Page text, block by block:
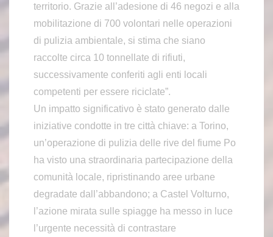
territorio. Grazie all’adesione di 46 negozi e alla
mobilitazione di 700 volontari nelle operazioni
di pulizia ambientale, si stima che siano
raccolte circa 10 tonnellate di rifiuti,
successivamente conferiti agli enti locali
competenti per essere riciclate”.
Un impatto significativo è stato generato dalle
iniziative condotte in tre città chiave: a Torino,
un’operazione di pulizia delle rive del fiume Po
ha visto una straordinaria partecipazione della
comunità locale, ripristinando aree urbane
degradate dall’abbandono; a Castel Volturno,
l’azione mirata sulle spiagge ha messo in luce
l’urgente necessità di contrastare